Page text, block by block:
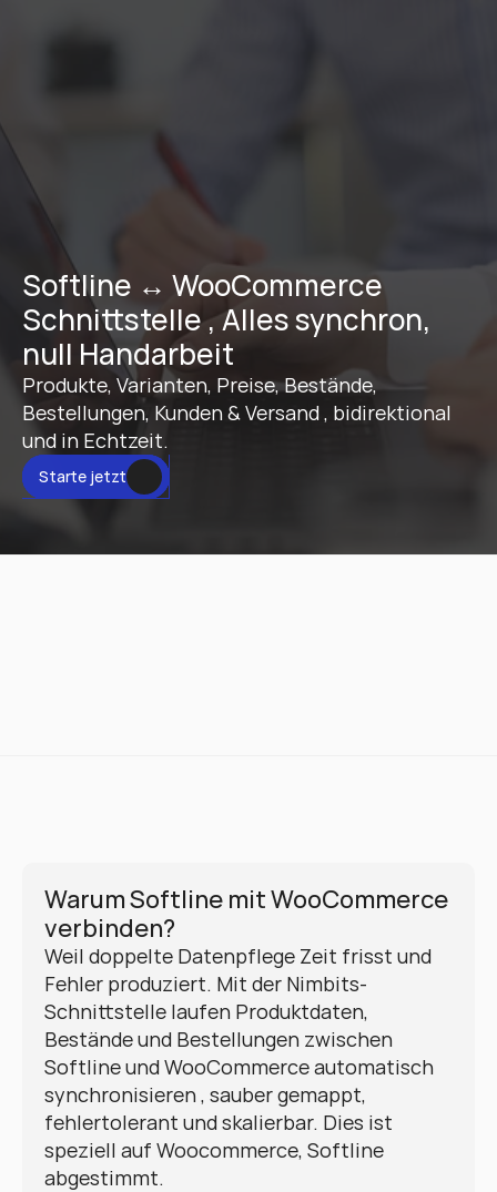
Softline ↔ WooCommerce
Schnittstelle , Alles synchron,
null Handarbeit
Produkte, Varianten, Preise, Bestände,
Bestellungen, Kunden & Versand , bidirektional
und in Echtzeit.
Starte jetzt
Warum Softline mit WooCommerce
verbinden?
Weil doppelte Datenpflege Zeit frisst und
Fehler produziert. Mit der Nimbits-
Schnittstelle laufen Produktdaten,
Bestände und Bestellungen zwischen
Softline und WooCommerce automatisch
synchronisieren , sauber gemappt,
fehlertolerant und skalierbar. Dies ist
speziell auf Woocommerce, Softline
abgestimmt.